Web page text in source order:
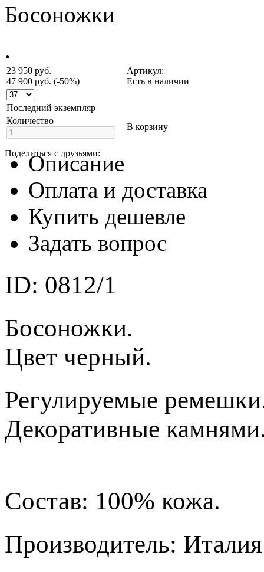
Босоножки
.
23 950 руб.
47 900 руб. (-50%)
Артикул:
Есть в наличии
Последний экземпляр
Количество
В корзину
Поделиться с друзьями:
Описание
Оплата и доставка
Купить дешевле
Задать вопрос
ID: 0812/1
Босоножки.
Цвет черный.
Регулируемые
Декоративные
Состав: 100% кожа.
Производитель: Италия